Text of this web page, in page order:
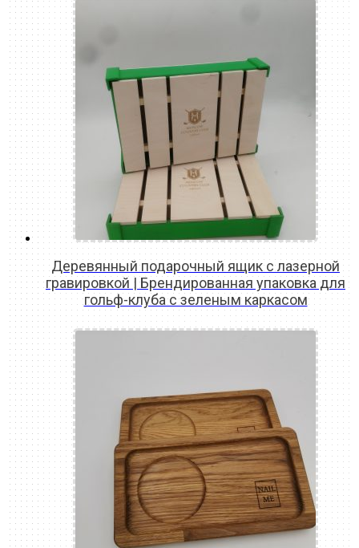
Деревянный подарочный ящик с лазерной
гравировкой | Брендированная упаковка для
гольф-клуба с зеленым каркасом
READ MORE